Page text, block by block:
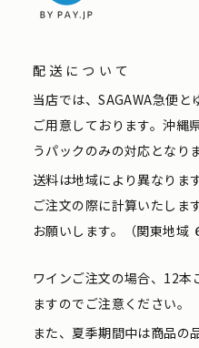
配送について
当店では、SAGAWA急便
ご用意しております。沖縄
うパックのみの対応となり
送料は地域により異なりま
ご注文の際に計算いたしま
お願いします。（関東地域
ワインご注文の場合、12本
ますのでご注意ください。
また、夏季期間中は商品の